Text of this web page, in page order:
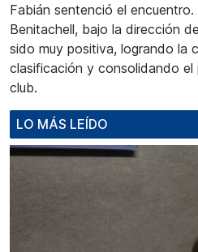
Fabián sentenció el
Benitachell, bajo la dirección
sido muy positiva, logrando la
clasificación y consolidando
club.
LO MÁS LEÍDO